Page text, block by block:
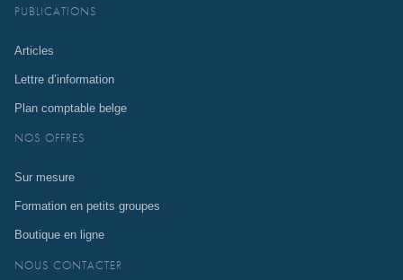
PUBLICATIONS
Articles
Lettre d’information
Plan comptable belge
NOS OFFRES
Sur mesure
Formation en petits groupes
Boutique en ligne
NOUS CONTACTER